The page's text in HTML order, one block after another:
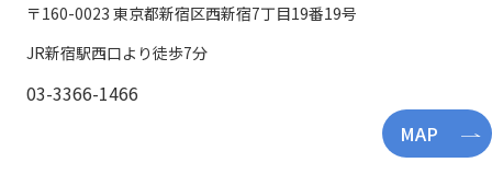
〒160-0023 東京都新宿区西新宿7丁目19番19号
JR新宿駅西口より徒歩7分
03-3366-1466
MAP